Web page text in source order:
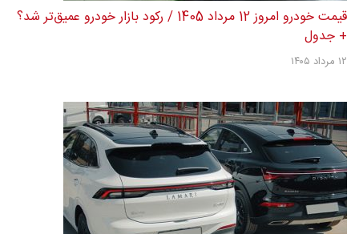
قیمت خودرو امروز 12 مرداد 1405 / رکود بازار خودرو عمیق‌تر شد؟
+ جدول
۱۲ مرداد ۱۴۰۵